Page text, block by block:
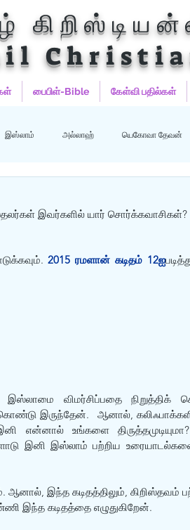
பைபிள்-Bible கேள்வி பதில்கள்
இஸ்லாம் அல்லாஹ் யெகோவா தேவன்
இவர்களில் யார் சொர்க்கவாசிகள்?
2015 ரமளான் கடிதம் 12ஐ
விமர்சிப்பதை நிறுத்திக்
இருந்தேன்.  ஆனால்,
என்னால் உங்களை
இனி இஸ்லாம் பற்றிய
ஆனால், இந்த கடிதத்திலும், கிறிஸ்தவம்
இந்த கடிதத்தை எழுதுகிறேன்.